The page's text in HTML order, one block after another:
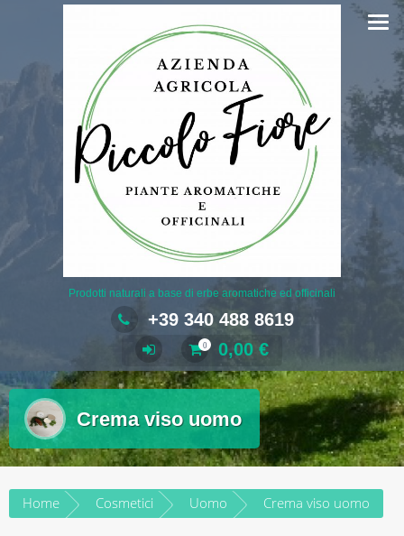
Prodotti naturali a base di erbe aromatiche ed officinali
+39 340 488 8619
0 0,00 €
Crema viso uomo
Home Cosmetici Uomo Crema viso uomo